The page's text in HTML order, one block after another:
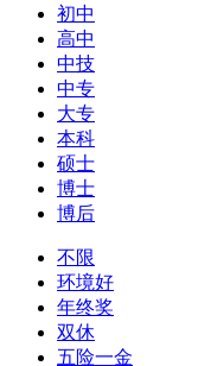
初中
高中
中技
中专
大专
本科
硕士
博士
博后
不限
环境好
年终奖
双休
五险一金